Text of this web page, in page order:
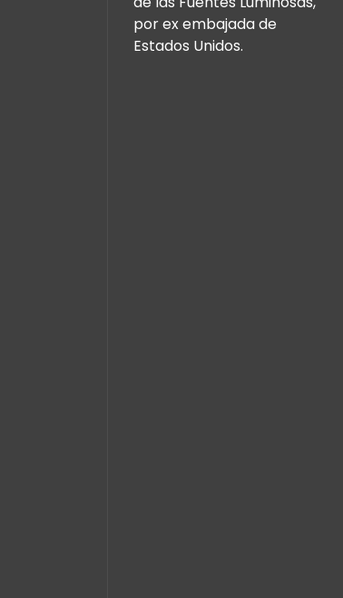
por ex embajada de
Estados Unidos.